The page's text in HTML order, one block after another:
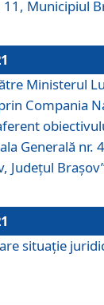
Municipiul
Ministerul
Compania
Generală nr.
Județul
situație